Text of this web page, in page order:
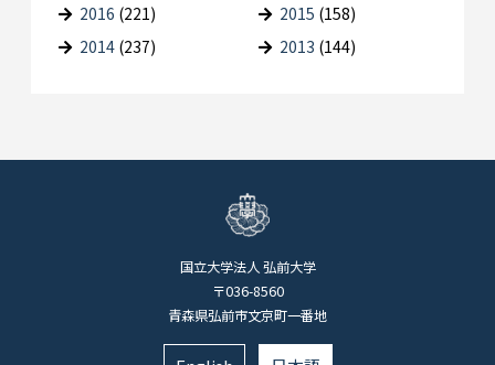
2016 (221) 2015 (158)
2014 (237) 2013 (144)
国立大学法人 弘前大学
〒036-8560
青森県弘前市文京町一番地